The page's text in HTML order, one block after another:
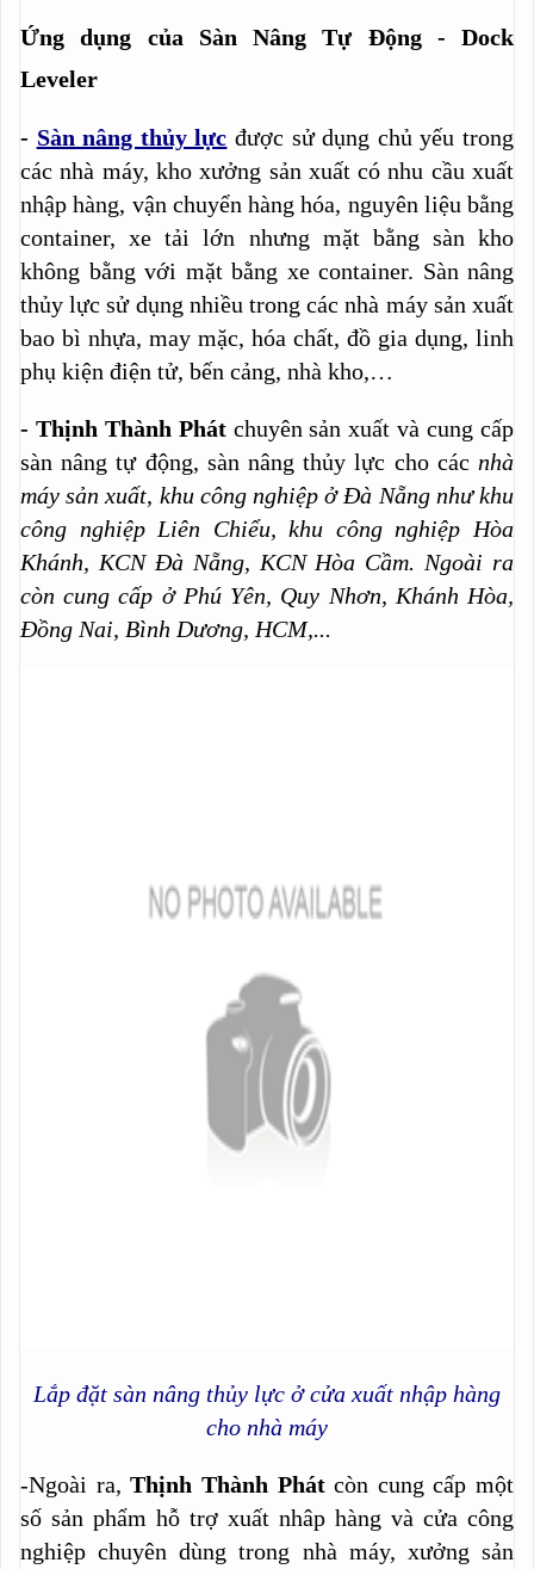
Ứng dụng của Sàn Nâng Tự Động - Dock
Leveler
- Sàn nâng thủy lực được sử dụng chủ yếu trong
các nhà máy, kho xưởng sản xuất có nhu cầu xuất
nhập hàng, vận chuyển hàng hóa, nguyên liệu bằng
container, xe tải lớn nhưng mặt bằng sàn kho
không bằng với mặt bằng xe container. Sàn nâng
thủy lực sử dụng nhiều trong các nhà máy sản xuất
bao bì nhựa, may mặc, hóa chất, đồ gia dụng, linh
phụ kiện điện tử, bến cảng, nhà kho,…
- Thịnh Thành Phátchuyên sản xuất và cung cấp
sàn nâng tự động, sàn nâng thủy lực cho các nhà
máy sản xuất, khu công nghiệp ở Đà Nẵng như khu
công nghiệp Liên Chiểu, khu công nghiệp Hòa
Khánh, KCN Đà Nẵng, KCN Hòa Cầm. Ngoài ra
còn cung cấp ở Phú Yên, Quy Nhơn, Khánh Hòa,
Đồng Nai, Bình Dương, HCM,...
Lắp đặt sàn nâng thủy lực ở cửa xuất nhập hàng
cho nhà máy
-Ngoài ra,Thịnh Thành Phátcòn cung cấp một
số sản phẩm hỗ trợ xuất nhâp hàng và cửa công
nghiệp chuyên dùng trong nhà máy, xưởng sản